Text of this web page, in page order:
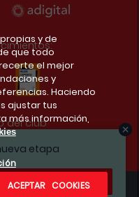
etapa
del club
propias y de
que todo
el mejor
y
Haciendo
ajustar tus
más información,
ACEPTAR COOKIES